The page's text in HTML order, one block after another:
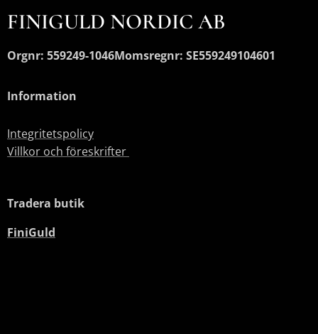
FINIGULD NORDIC AB
Orgnr: 559249-1046Momsregnr: SE559249104601
Information
Integritetspolicy
Villkor och föreskrifter
Tradera butik
FiniGuld